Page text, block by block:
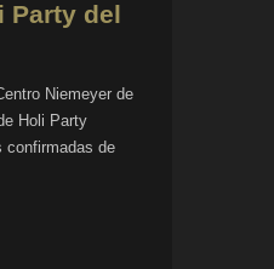
Party del
Niemeyer de
Holi Party
confirmadas de